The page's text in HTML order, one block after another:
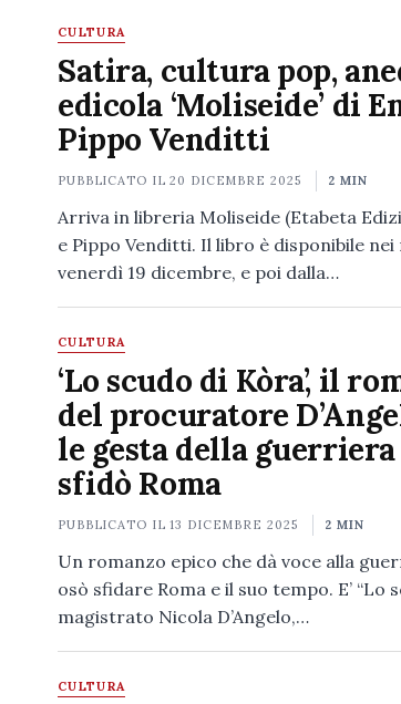
CULTURA
Satira, cultura pop,
edicola ‘Moliseide’ di
Pippo Venditti
PUBBLICATO IL20 DICEMBRE 2025 2 MIN
Arriva in libreria Moliseide (Etabeta
e Pippo Venditti. Il libro è disponibile nei
venerdì 19 dicembre, e poi dalla…
CULTURA
‘Lo scudo di Kòra’, il
del procuratore
le gesta della
sfidò Roma
PUBBLICATO IL13 DICEMBRE 2025 2 MIN
Un romanzo epico che dà voce alla
osò sfidare Roma e il suo tempo. E’ “Lo
magistrato Nicola D’Angelo,…
CULTURA